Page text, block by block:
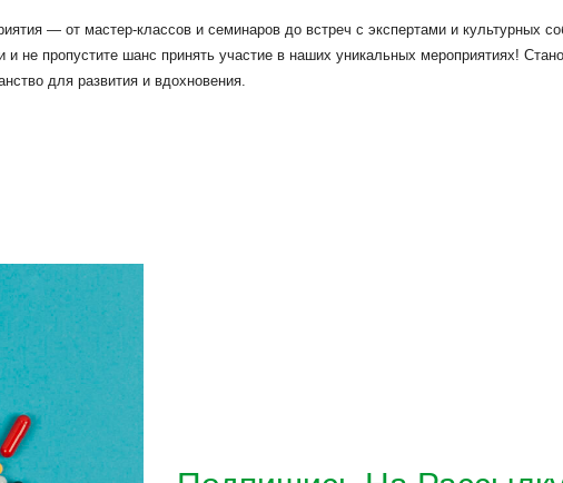
— от мастер-классов и семинаров до встреч с экспертами и культурных
не пропустите шанс принять участие в наших уникальных мероприятиях!
для развития и вдохновения.